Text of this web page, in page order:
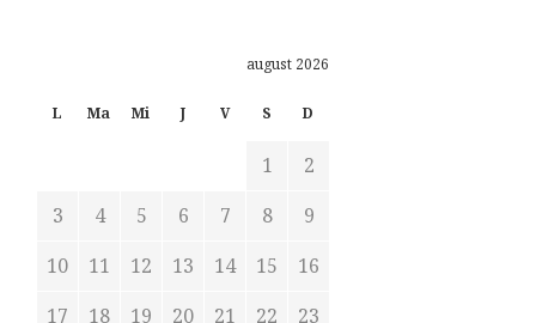
august 2026
L Ma Mi J V S D
1
2
3
4 5 6 7 8
9
10
11 12 13 14 15
16
17
18 19 20 21 22 23